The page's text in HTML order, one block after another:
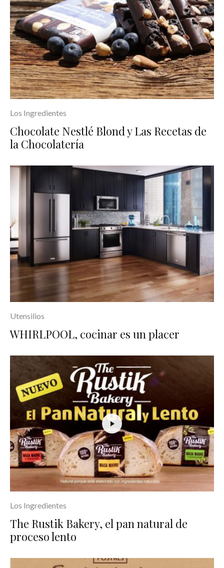
Los Ingredientes
Chocolate Nestlé Blond y Las Recetas de
la Chocolatería
Utensilios
WHIRLPOOL, cocinar es un placer
Los Ingredientes
The Rustik Bakery, el pan natural de
proceso lento